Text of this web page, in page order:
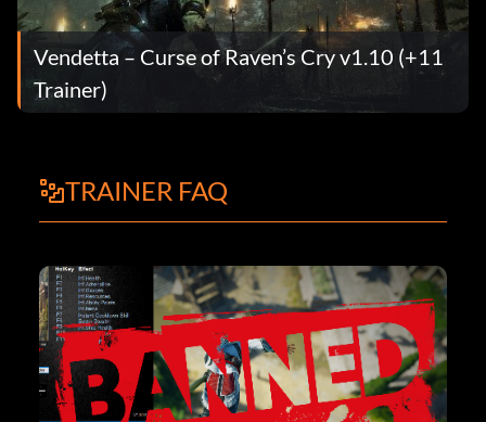
Vendetta – Curse of Raven’s Cry v1.10 (+11
Trainer)
TRAINER FAQ